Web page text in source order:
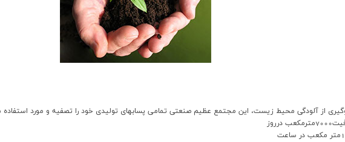
از آلودگي محيط زيست، اين مجتمع عظيم صنعتي تمامي پسابهاي توليدي خود را تصفيه و مورد استفاده